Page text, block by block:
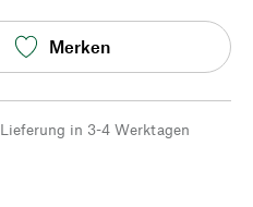
Merken
Lieferung in 3-4 Werktagen